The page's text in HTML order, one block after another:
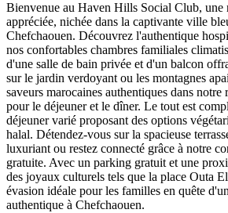
Bienvenue au Haven Hills Social Club, une
appréciée, nichée dans la captivante ville
Chefchaouen. Découvrez l'authentique
nos confortables chambres familiales
d'une salle de bain privée et d'un balcon
sur le jardin verdoyant ou les montagnes
saveurs marocaines authentiques dans notre
pour le déjeuner et le dîner. Le tout est
déjeuner varié proposant des options
halal. Détendez-vous sur la spacieuse
luxuriant ou restez connecté grâce à notre
gratuite. Avec un parking gratuit et une
des joyaux culturels tels que la place Outa
évasion idéale pour les familles en quête
authentique à Chefchaouen.